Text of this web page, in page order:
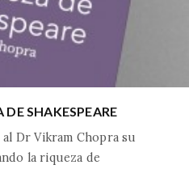
SHAKESPEARE
Dr Vikram Chopra su
la riqueza de